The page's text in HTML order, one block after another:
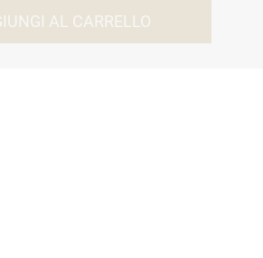
AL CARRELLO